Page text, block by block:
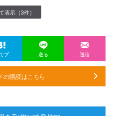
表示（3件）
ブ 送る 送信
購読はこちら